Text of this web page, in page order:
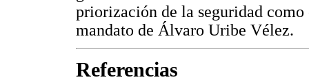
priorización de la seguridad
mandato de Álvaro Uribe Vélez.
Referencias